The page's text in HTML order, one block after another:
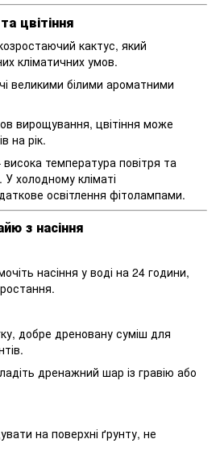
цвітіння
кактус, який
кліматичних умов.
великими білими ароматними
вирощування, цвітіння може
на рік.
температура повітря та
холодному кліматі
освітлення фітолампами.
з насіння
насіння у воді на 24 години,
добре дреновану суміш для
дренажний шар із гравію або
на поверхні ґрунту, не